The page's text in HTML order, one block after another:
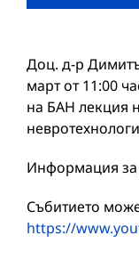
Доц. д-р
март от 11:00
на БАН лекция
Информация
Събитието
https://